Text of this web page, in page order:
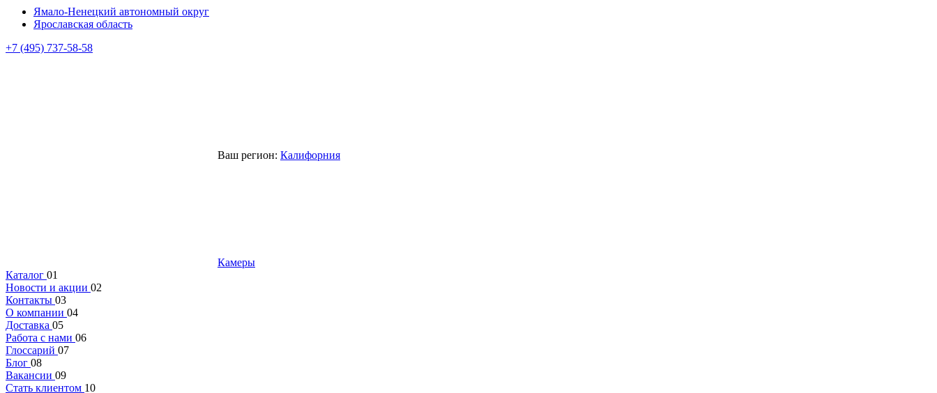
Ямало-Ненецкий автономный округ
Ярославская область
+7 (495) 737-58-58
Ваш регион: Калифорния
Камеры
Каталог 01
Новости и акции 02
Контакты 03
О компании 04
Доставка 05
Работа с нами 06
Глоссарий 07
Блог 08
Вакансии 09
Стать клиентом 10